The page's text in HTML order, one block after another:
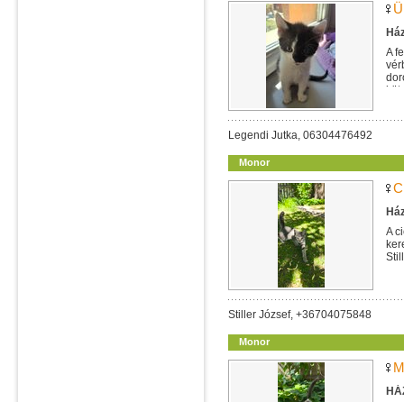
A
Legendi Jutka, 06304476492
Monor
A
Stiller József, +36704075848
Monor